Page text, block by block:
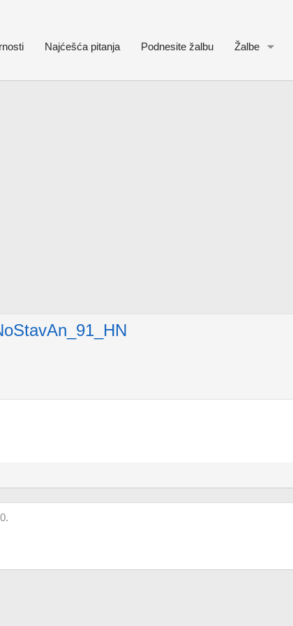
Najćešća pitanja Podnesite žalbu Žalbe